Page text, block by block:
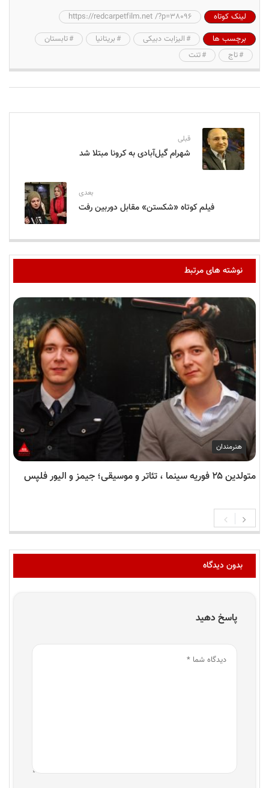
لینک کوتاه
https://redcarpetfilm.net /?p=38096
برچسب ها
الیزابت دبیکی بریتانیا
تابستان
تاج
تنت
قبلی
شهرام گیل‌آبادی به کرونا مبتلا شد
بعدی
فیلم کوتاه «شکستن» مقابل دوربین رفت
نوشته های مرتبط
هنرمندان
متولدین ۲۵ فوریه سینما ، تئاتر و موسیقی؛ جیمز و الیور فلپس
بدون دیدگاه
پاسخ دهید